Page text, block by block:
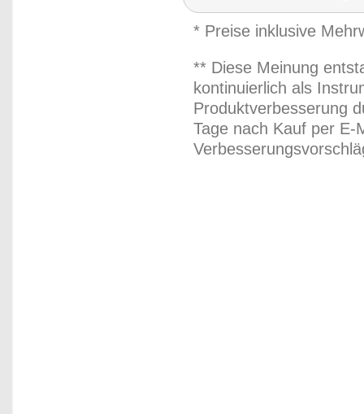
* Preise inklusive
** Diese Meinung
kontinuierlich als
Produktverbesserung
Tage nach Kauf per E-